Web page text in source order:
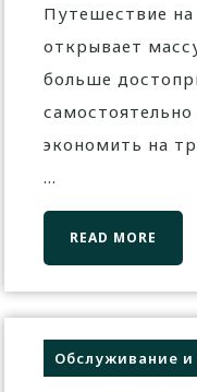
Путешествие на автомобиле за границу
открывает
больше
экономить на
...
READ MORE
Обслуживание и